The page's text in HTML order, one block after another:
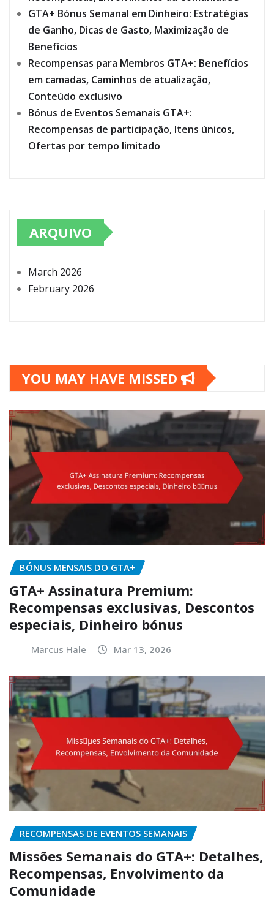
GTA+ Bónus Semanal em Dinheiro: Estratégias
de Ganho, Dicas de Gasto, Maximização de
Benefícios
Recompensas para Membros GTA+: Benefícios
em camadas, Caminhos de atualização,
Conteúdo exclusivo
Bónus de Eventos Semanais GTA+:
Recompensas de participação, Itens únicos,
Ofertas por tempo limitado
ARQUIVO
March 2026
February 2026
YOU MAY HAVE MISSED
BÓNUS MENSAIS DO GTA+
GTA+ Assinatura Premium:
Recompensas exclusivas, Descontos
especiais, Dinheiro bónus
Marcus Hale Mar 13, 2026
RECOMPENSAS DE EVENTOS SEMANAIS
Missões Semanais do GTA+: Detalhes,
Recompensas, Envolvimento da
Comunidade